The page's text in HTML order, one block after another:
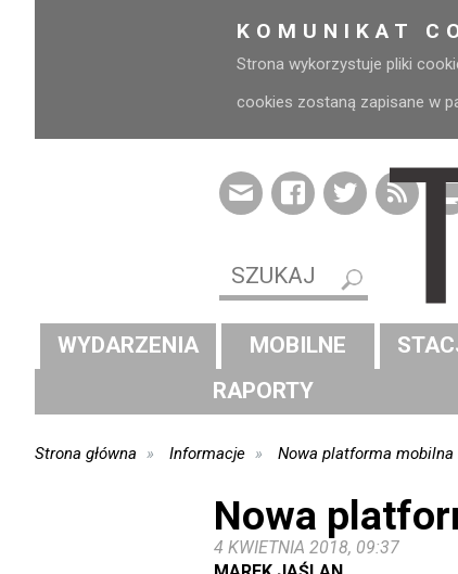
KOMUNIKAT
Strona wykorzystuje pliki
cookies zostaną zapisane w
WYDARZENIA MOBILNE
RAPORTY
Strona główna Informacje Nowa platforma mobilna
Nowa
4 KWIETNIA 2018, 09:37